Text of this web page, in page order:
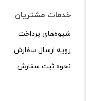
خدمات مشتریان
شیوه‌های پرداخت
رویه ارسال سفارش
نحوه ثبت سفارش